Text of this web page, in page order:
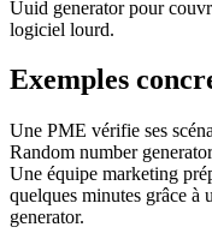
Uuid generator pour
logiciel lourd.
Exemples
Une PME vérifie ses
Random number
Une équipe marketing
quelques minutes grâce à
generator.